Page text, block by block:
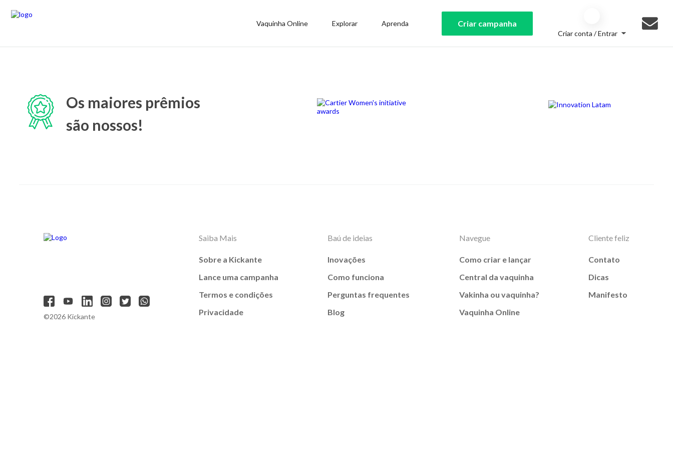
Vaquinha Online Explorar Aprenda Criar campanha
Criar conta / Entrar
Os maiores prêmios
são nossos!
©2026 Kickante
Saiba Mais
Sobre a Kickante
Lance uma campanha
Termos e condições
Privacidade
Baú de ideias
Inovações
Como funciona
Perguntas frequentes
Blog
Navegue
Como criar e lançar
Central da vaquinha
Vakinha ou vaquinha?
Vaquinha Online
Cliente feliz
Contato
Dicas
Manifesto